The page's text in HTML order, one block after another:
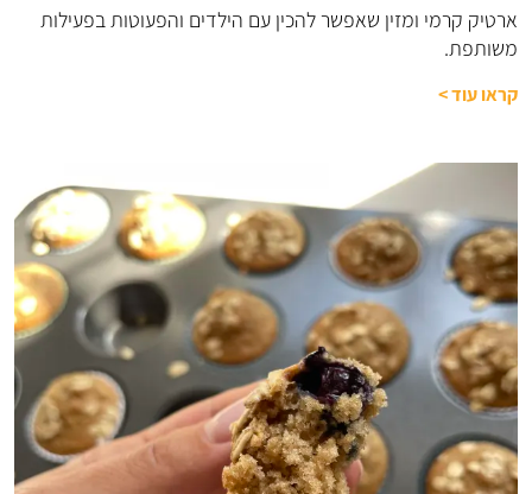
ארטיק קרמי ומזין שאפשר להכין עם הילדים והפעוטות בפעילות
משותפת.
קראו עוד>